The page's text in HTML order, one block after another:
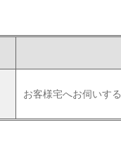
お客様宅へお伺いす